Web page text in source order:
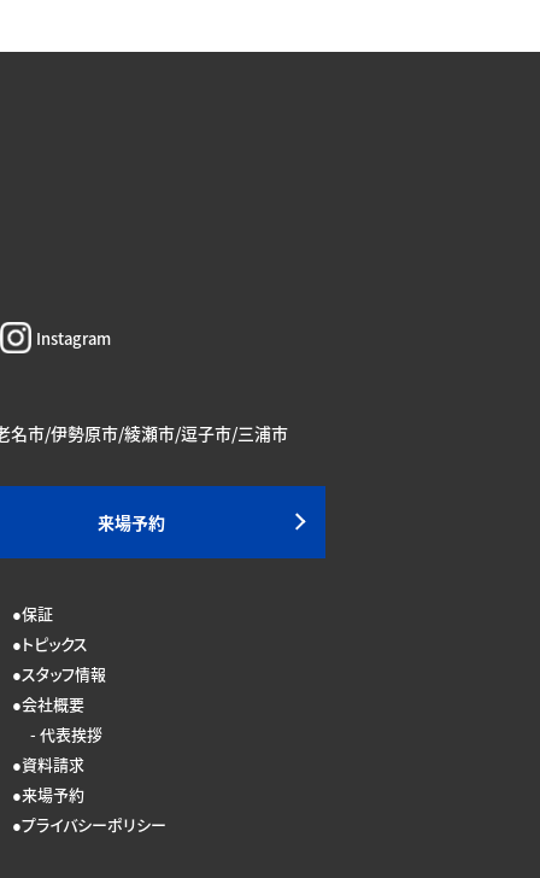
Instagram
名市/伊勢原市/綾瀬市/逗子市/三浦市
来場予約
保証
トピックス
スタッフ情報
会社概要
代表挨拶
資料請求
来場予約
プライバシーポリシー